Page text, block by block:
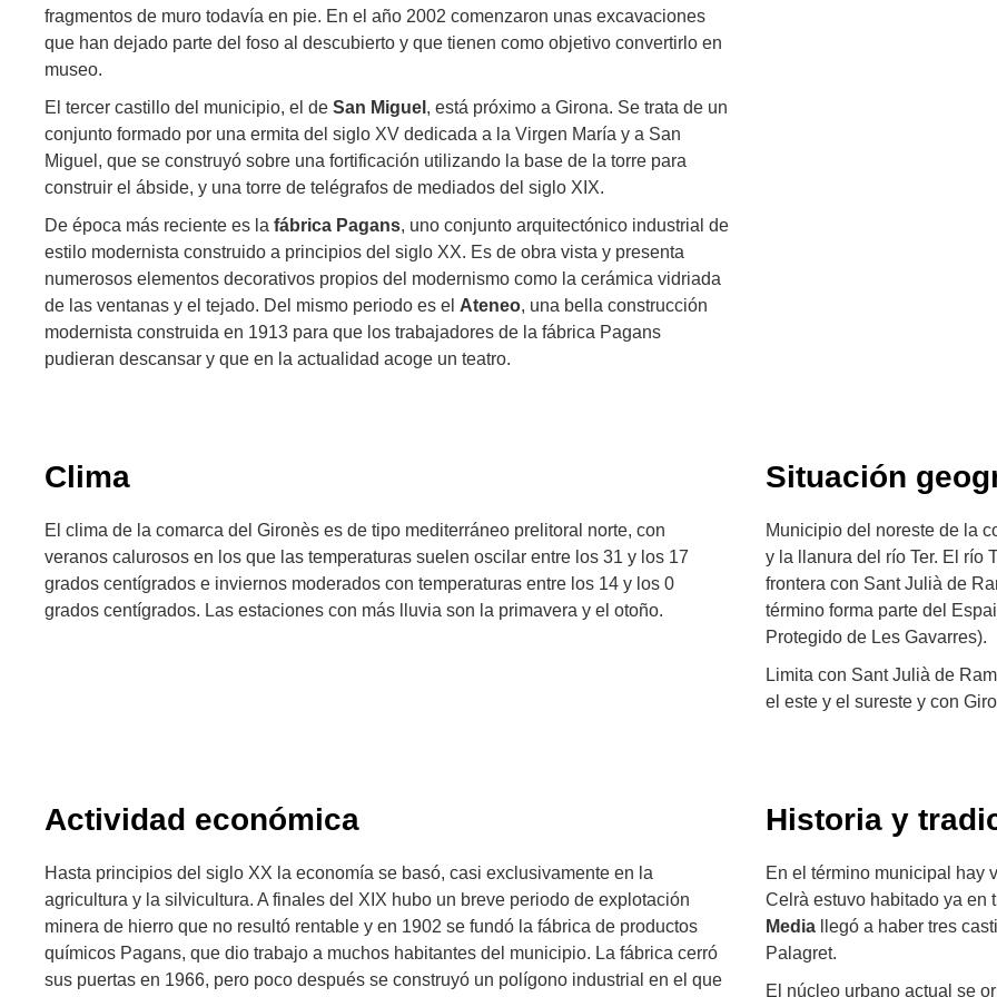
fragmentos de muro todavía en pie. En el año 2002 comenzaron unas excavaciones
que han dejado parte del foso al descubierto y que tienen como objetivo convertirlo en
museo.
El tercer castillo del municipio, el de San Miguel , está próximo a Girona. Se trata de un
conjunto formado por una ermita del siglo XV dedicada a la Virgen María y a San
Miguel, que se construyó sobre una fortificación utilizando la base de la torre para
construir el ábside, y una torre de telégrafos de mediados del siglo XIX.
De época más reciente es la fábrica Pagans, uno conjunto arquitectónico industrial de
estilo modernista construido a principios del siglo XX. Es de obra vista y presenta
numerosos elementos decorativos propios del modernismo como la cerámica vidriada
de las ventanas y el tejado. Del mismo periodo es el Ateneo, una bella construcción
modernista construida en 1913 para que los trabajadores de la fábrica Pagans
pudieran descansar y que en la actualidad acoge un teatro.
Clima
El clima de la comarca del Gironès es de tipo mediterráneo prelitoral norte, con
veranos calurosos en los que las temperaturas suelen oscilar entre los 31 y los 17
grados centígrados e inviernos moderados con temperaturas entre los 14 y los 0
grados centígrados. Las estaciones con más lluvia son la primavera y el otoño.
Situación
Municipio del noreste de la
y la llanura del río Ter. El río
frontera con Sant Julià de
término forma parte del
Protegido de Les Gavarres).
Limita con Sant Julià de
el este y el sureste y con
Actividad económica
Hasta principios del siglo XX la economía se basó, casi exclusivamente en la
agricultura y la silvicultura. A finales del XIX hubo un breve periodo de explotación
minera de hierro que no resultó rentable y en 1902 se fundó la fábrica de productos
químicos Pagans, que dio trabajo a muchos habitantes del municipio. La fábrica cerró
sus puertas en 1966, pero poco después se construyó un polígono industrial en el que
Historia y
En el término municipal hay
Celrà estuvo habitado ya en
Media llegó a haber tres
Palagret.
El núcleo urbano actual se